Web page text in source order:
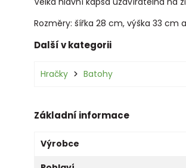
Rozměry: šířka 28 cm, výška 33 cm
Další v kategorii
Hračky Batohy
Základní informace
Výrobce